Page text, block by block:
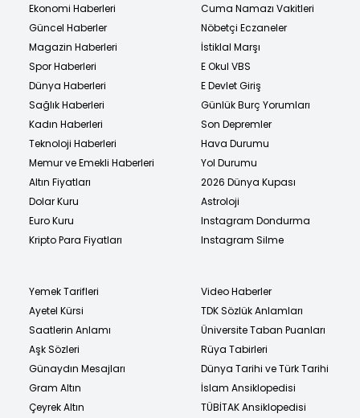
Ekonomi Haberleri
Güncel Haberler
Magazin Haberleri
Spor Haberleri
Dünya Haberleri
Sağlık Haberleri
Kadın Haberleri
Teknoloji Haberleri
Memur ve Emekli Haberleri
Altın Fiyatları
Dolar Kuru
Euro Kuru
Kripto Para Fiyatları
Cuma Namazı Vakitleri
Nöbetçi Eczaneler
İstiklal Marşı
E Okul VBS
E Devlet Giriş
Günlük Burç Yorumları
Son Depremler
Hava Durumu
Yol Durumu
2026 Dünya Kupası
Astroloji
Instagram Dondurma
Instagram Silme
Yemek Tarifleri
Ayetel Kürsi
Saatlerin Anlamı
Aşk Sözleri
Günaydın Mesajları
Gram Altın
Çeyrek Altın
Video Haberler
TDK Sözlük Anlamları
Üniversite Taban Puanları
Rüya Tabirleri
Dünya Tarihi ve Türk Tarihi
İslam Ansiklopedisi
TÜBİTAK Ansiklopedisi